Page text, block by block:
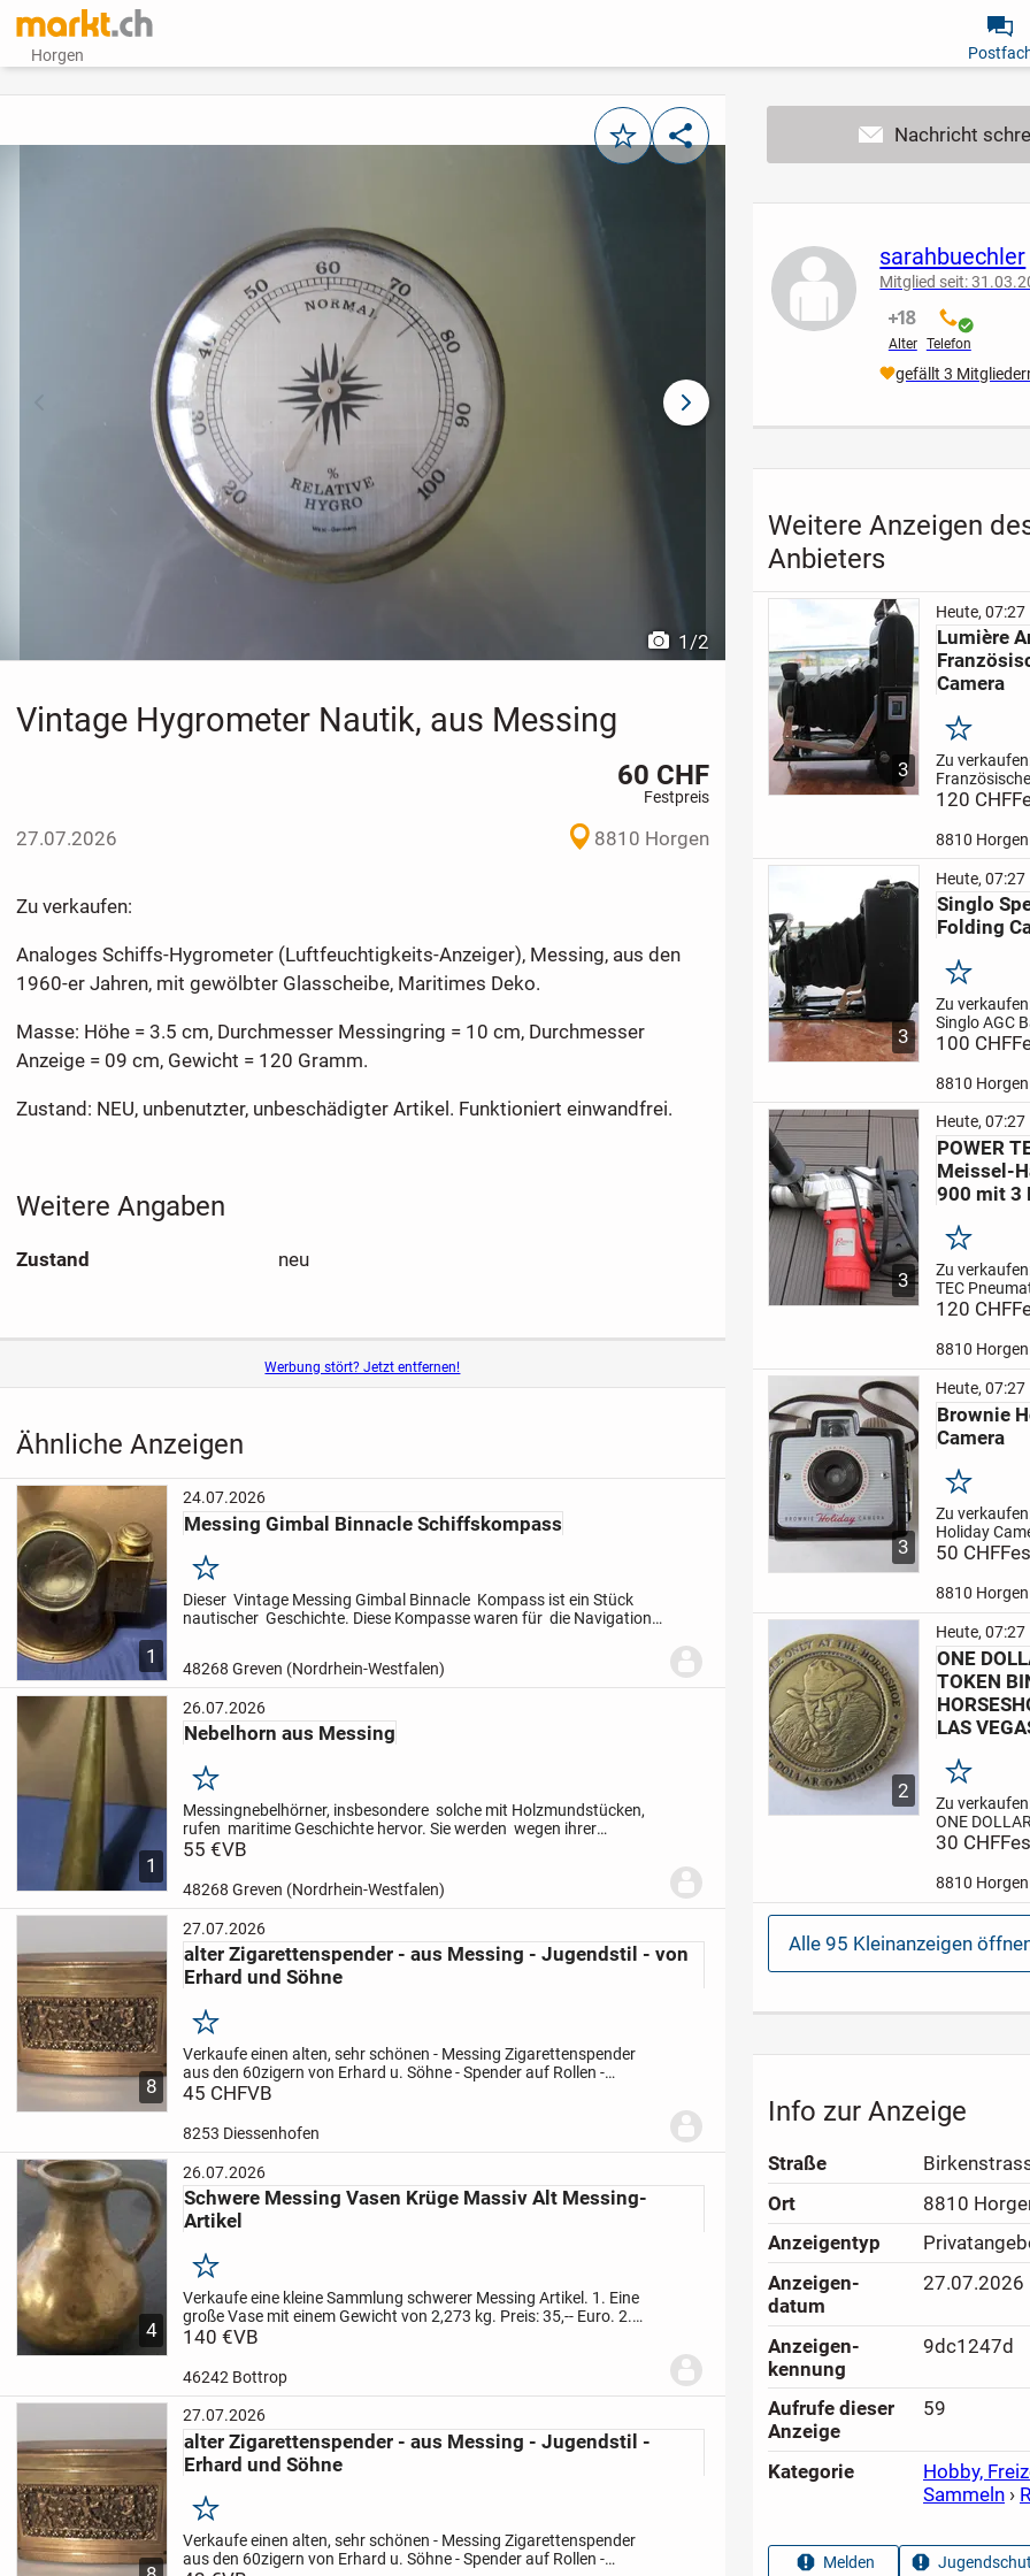
Horgen
MerkenTeilen
vorheriges Bild
1 /2
nächstes Bild
Vintage Hygrometer Nautik, aus Messing
60 CHF
Festpreis
27.07.2026 8810 Horgen
Zu verkaufen:
Analoges Schiffs-Hygrometer (Luftfeuchtigkeits-Anzeiger), Messing, aus den
1960-er Jahren, mit gewölbter Glasscheibe, Maritimes Deko.
Masse: Höhe = 3.5 cm, Durchmesser Messingring = 10 cm, Durchmesser
Anzeige = 09 cm, Gewicht = 120 Gramm.
Zustand: NEU, unbenutzter, unbeschädigter Artikel. Funktioniert einwandfrei.
Weitere Angaben
Zustand neu
Werbung stört? Jetzt entfernen!
Ähnliche Anzeigen
1
24.07.2026
Messing Gimbal Binnacle Schiffskompass
Merken
Dieser Vintage Messing Gimbal Binnacle Kompass ist ein Stück
nautischer Geschichte. Diese Kompasse waren für die Navigation
48268 Greven (Nordrhein-Westfalen)
1
26.07.2026
Nebelhorn aus Messing
Merken
Messingnebelhörner, insbesondere solche mit Holzmundstücken,
rufen maritime Geschichte hervor. Sie werden wegen ihrer
Funktionalität, ästhetischen Anziehungskraft und Verbindung zum
55 €VB
48268 Greven (Nordrhein-Westfalen)
8
27.07.2026
alter Zigarettenspender - aus Messing - Jugendstil - von
Erhard und Söhne
Merken
Verkaufe einen alten, sehr schönen - Messing Zigarettenspender
aus den 60zigern von Erhard u. Söhne - Spender auf Rollen -
Jugendstil - von Erhard und Söhne
45 CHFVB
8253 Diessenhofen
4
26.07.2026
Schwere Messing Vasen Krüge Massiv Alt Messing-
Artikel
Merken
Verkaufe eine kleine Sammlung schwerer Messing Artikel. 1. Eine
große Vase mit einem Gewicht von 2,273 kg. Preis: 35,-- Euro. 2.
Eine kleinere Kanne mit einem Gewicht von 1,619 kg. Preis: 35,--
140 €VB
46242 Bottrop
27.07.2026
alter Zigarettenspender - aus Messing - Jugendstil -
Erhard und Söhne
Merken
Verkaufe einen alten, sehr schönen - Messing Zigarettenspender
aus den 60zigern von Erhard u. Söhne- Spender auf Rollen -
sarahbuechler
Mitglied seit:
Alter
nicht verifiziert
Telefon
verifiziert
gefällt 3
Weitere Anzeigen
Anbieters
3
Heute, 07:27
Lumière
Camera
Merken
Zu
Kamera von
um 1930
Objektiv:
"SPECTOR",
1 : 45
erhalten,
Funktion...
120 CHF
8810 Horgen
3
Heute, 07:27
Singlo
Folding
Merken
Zu
Singlo AGC
Kamera
Aplanat, 1 :
mm, 1930-er
Filme Kodak
Professional.
die
sind nicht
100 CHF
8810 Horgen
3
Heute, 07:27
POWER
Meissel-
900 mit 3
Merken
Zu
TEC
Meissel-
900, Artikel
ideal für
Arbeiten in
und
Handgriff....
120 CHF
8810 Horgen
3
Heute, 07:27
Brownie
Camera
Merken
Zu
Holiday
Eastman
Company,
Gehäuse aus
Rollfilm,
Rochester
Kodet Lense
Funktion
50 CHF
8810 Horgen
2
Heute, 07:27
ONE
TOKEN
LAS
Merken
Zu
ONE
TOKEN ,
THE
Zustand:
jedoch in
Zustand.
30 CHF
8810 Horgen
Alle 95 Kleinanzeigen
Info zur Anzeige
Straße
Ort
8810
Anzeigen­typ
Anzeigen­
datum
27.07.2026
Anzeigen­
kennung
9dc1247d
Aufrufe dieser
Anzeige
59
Kategorie Hobby,
Sammeln ›
Melden